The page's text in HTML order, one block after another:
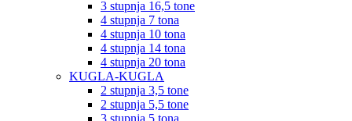
3 stupnja 16,5 tone
4 stupnja 7 tona
4 stupnja 10 tona
4 stupnja 14 tona
4 stupnja 20 tona
KUGLA-KUGLA
2 stupnja 3,5 tone
2 stupnja 5,5 tone
3 stupnja 5 tona